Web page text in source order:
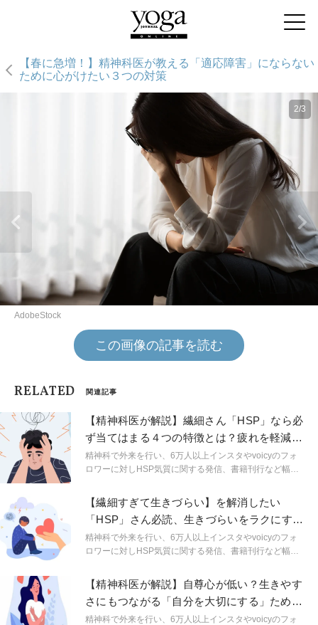
【春に急増！】精神科医が教える「適応障害」にならない
ために心がけたい３つの対策
2/3
AdobeStock
この画像の記事を読む
RELATED 関連記事
【精神科医が解説】繊細さん「HSP」なら必
ず当てはまる４つの特徴とは？疲れを軽減す
るヒントも紹介
精神科で外来を行い、6万人以上インスタやvoicyのフォ
ロワーに対しHSP気質に関する発信、書籍刊行など幅広
ルヘルスに関する身近なギモンを解説。生きづらいをラ
クにするためのヒントを連載形式で紹介します。
【繊細すぎて生きづらい】を解消したい
「HSP」さん必読、生きづらいをラクにする
3つの方法
精神科で外来を行い、6万人以上インスタやvoicyのフォ
ロワーに対しHSP気質に関する発信、書籍刊行など幅広
ルヘルスに関する身近なギモンを解説。生きづらいをラ
クにするためのヒントを連載形式で紹介します。
【精神科医が解説】自尊心が低い？生きやす
さにもつながる「自分を大切にする」ための
3つのヒント
精神科で外来を行い、6万人以上インスタやvoicyのフォ